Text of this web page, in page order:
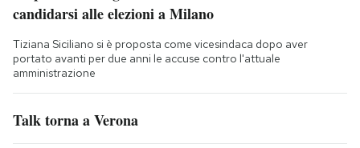
candidarsi alle elezioni a Milano
Tiziana Siciliano si è proposta come vicesindaca dopo aver
portato avanti per due anni le accuse contro l'attuale
amministrazione
Talk torna a Verona